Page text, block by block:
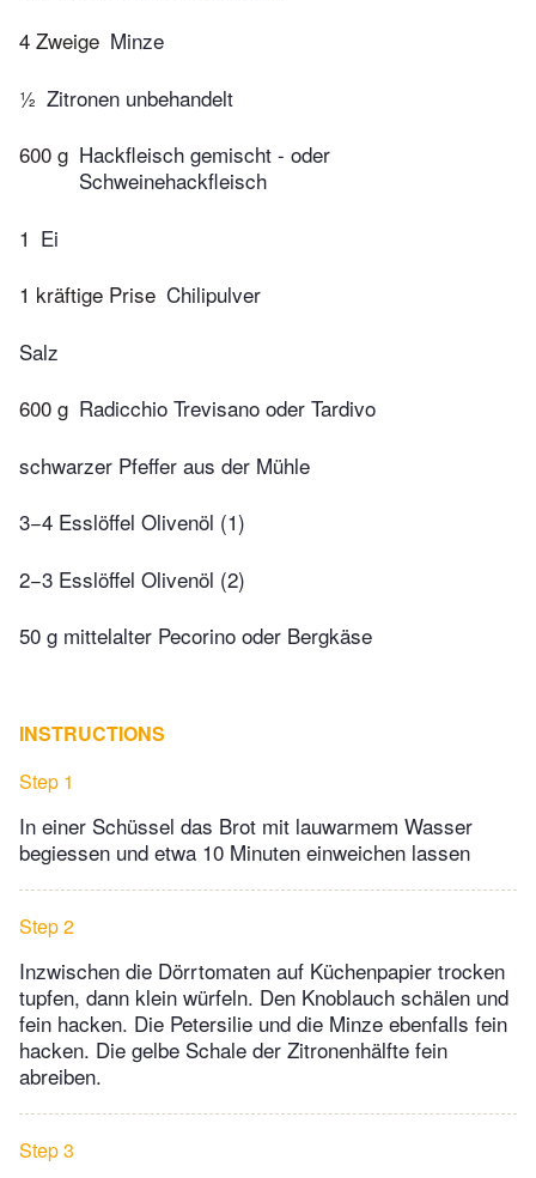
4 Zweige Minze
½ Zitronen unbehandelt
600 g Hackfleisch gemischt - oder
Schweinehackfleisch
1 Ei
1 kräftige Prise Chilipulver
Salz
600 g Radicchio Trevisano oder Tardivo
schwarzer Pfeffer aus der Mühle
3−4 Esslöffel Olivenöl (1)
2−3 Esslöffel Olivenöl (2)
50 g mittelalter Pecorino oder Bergkäse
INSTRUCTIONS
Step 1
In einer Schüssel das Brot mit lauwarmem Wasser
begiessen und etwa 10 Minuten einweichen lassen
Step 2
Inzwischen die Dörrtomaten auf Küchenpapier trocken
tupfen, dann klein würfeln. Den Knoblauch schälen und
fein hacken. Die Petersilie und die Minze ebenfalls fein
hacken. Die gelbe Schale der Zitronenhälfte fein
abreiben.
Step 3